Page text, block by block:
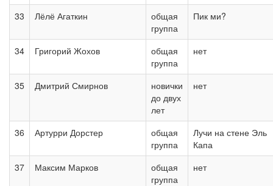
33 Лёлё Агаткин
общая
группа
Пик ми?
34 Григорий Жохов
общая
группа
нет
35 Дмитрий Смирнов
новички
до двух
лет
нет
36 Артурри Дорстер
общая
группа
Лучи на стене Эль
Капа
37
Максим Марков
общая
группа
нет